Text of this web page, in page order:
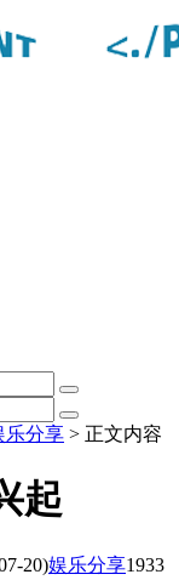
乐分享 > 正文内容
起
20)娱乐分享1933